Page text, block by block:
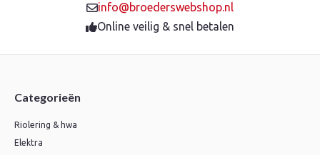
info@broederswebshop.nl
Online veilig & snel betalen
Categorieën
Riolering & hwa
Elektra